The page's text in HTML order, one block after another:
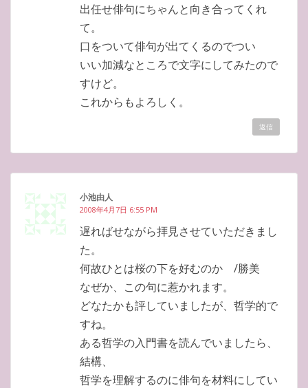
出任せ俳句にちゃんと向き合ってくれ
て。
口をついて俳句が出てくるのでつい
いい加減なところで文字にしてみたので
すけど。
これからもよろしく。
返信
小池由人
2008年4月7日 6:55 PM
遅ればせながら拝見させていただきまし
た。
何故ひとは桜の下を好むのか /勝美
なぜか、この句に惹かれます。
どなたかも評していましたが、哲学的で
すね。
ある哲学の入門書を読んでいましたら、
結構、
哲学を理解するのに俳句を材料にしてい